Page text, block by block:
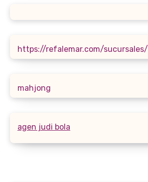
https://refalemar.com/sucursales/
mahjong
agen judi bola